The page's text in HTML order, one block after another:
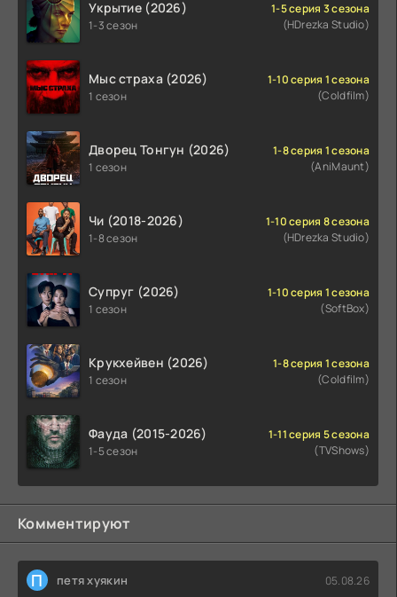
Укрытие (2026)
1-3 сезон
1-5 серия 3 сезона
(HDrezka Studio)
Мыс страха (2026)
1 сезон
1-10 серия 1 сезона
(Coldfilm)
Дворец Тонгун (2026)
1 сезон
1-8 серия 1 сезона
(AniMaunt)
Чи (2018-2026)
1-8 сезон
1-10 серия 8 сезона
(HDrezka Studio)
Супруг (2026)
1 сезон
1-10 серия 1 сезона
(SoftBox)
Крукхейвен (2026)
1 сезон
1-8 серия 1 сезона
(Coldfilm)
Фауда (2015-2026)
1-5 сезон
1-11 серия 5 сезона
(TVShows)
Комментируют
П петя хуякин 05.08.26